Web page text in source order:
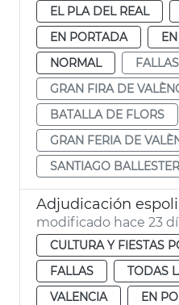
EL PLA DEL REAL
EN PORTADA
NORMAL
FALLAS
GRAN FIRA DE
BATALLA DE FLORS
GRAN FERIA DE
SANTIAGO BALLESTER
modificado hace 23
CULTURA Y FIESTAS
FALLAS
TODAS
VALENCIA
EN